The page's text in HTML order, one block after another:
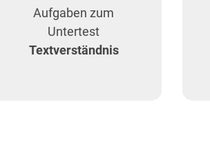
Aufgaben zum
Untertest
Textverständnis